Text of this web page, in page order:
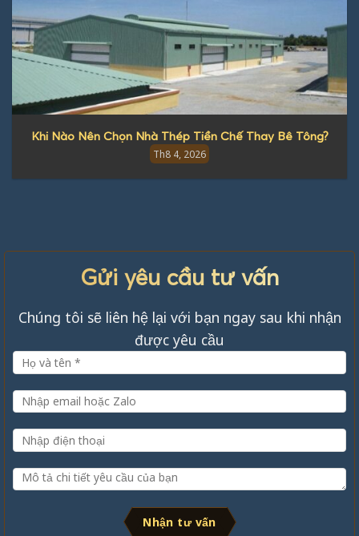
Khi Nào Nên Chọn Nhà Thép Tiền Chế Thay Bê Tông?
Th8 4, 2026
Gửi yêu cầu tư vấn
Chúng tôi sẽ liên hệ lại với bạn ngay sau khi nhận
được yêu cầu
Nhận tư vấn